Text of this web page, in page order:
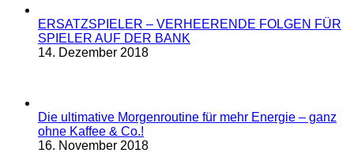
ERSATZSPIELER – VERHEERENDE FOLGEN FÜR
SPIELER AUF DER BANK
14. Dezember 2018
Die ultimative Morgenroutine für mehr Energie – ganz
ohne Kaffee & Co.!
16. November 2018